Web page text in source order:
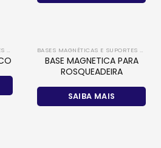
BASES MAGNÉTICAS E SUPORTES DE MEDIÇÃO BASES MAGNÉTICAS E SUPORTES DE MEDIÇÃO
BASE MAGNETICA PARA
ROSQUEADEIRA
SAIBA MAIS